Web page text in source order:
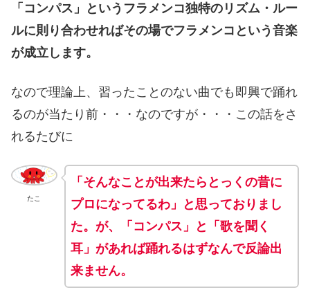
「コンパス」というフラメンコ独特のリズム・ルー
ルに則り合わせればその場でフラメンコという音楽
が成立します。
なので理論上、習ったことのない曲でも即興で踊れ
るのが当たり前・・・なのですが・・・この話をさ
れるたびに
たこ
「そんなことが出来たらとっくの昔に
プロになってるわ」と思っておりまし
た。が、「コンパス」と「歌を聞く
耳」があれば踊れるはずなんで反論出
来ません。